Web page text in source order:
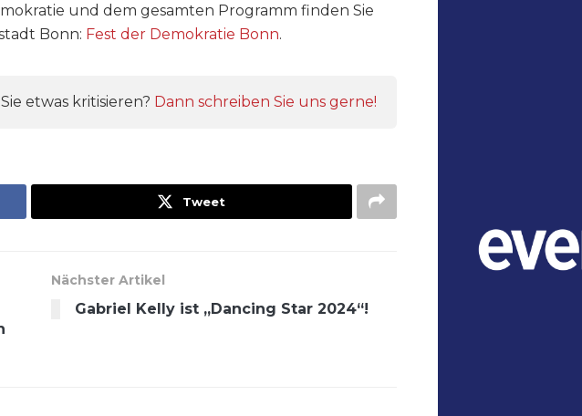
und dem gesamten Programm finden Sie
Bonn: Fest der Demokratie Bonn.
etwas kritisieren? Dann schreiben Sie uns gerne!
Tweet
Nächster Artikel
Gabriel Kelly ist „Dancing Star 2024“!